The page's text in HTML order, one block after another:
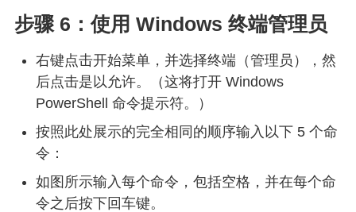
步骤 6：使用 Windows 终端管理员
右键点击开始菜单，并选择终端（管理员），然
后点击是以允许。（这将打开 Windows
PowerShell 命令提示符。）
按照此处展示的完全相同的顺序输入以下 5 个命
令：
如图所示输入每个命令，包括空格，并在每个命
令之后按下回车键。